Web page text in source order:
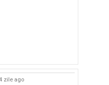
zile ago